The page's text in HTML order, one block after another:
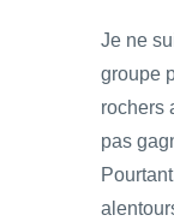
Je ne
groupe
rochers
pas